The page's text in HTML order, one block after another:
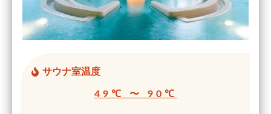
サウナ室温度
49℃ 〜 90℃